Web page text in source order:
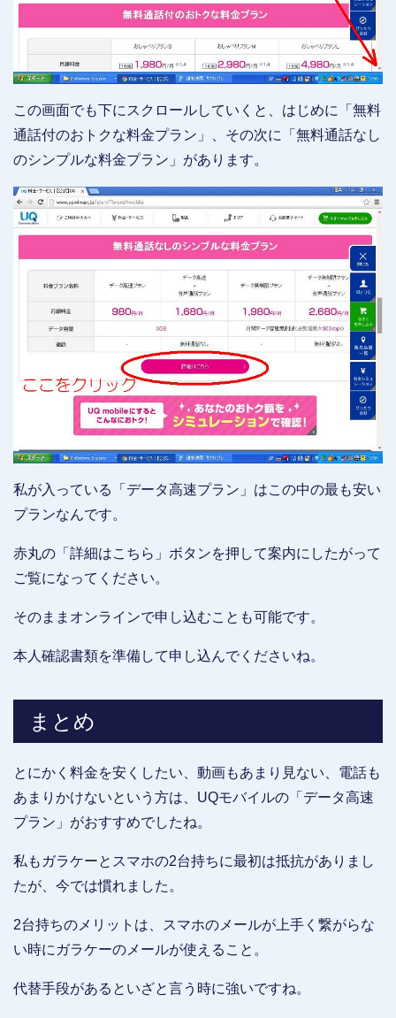
この画面でも下にスクロールしていくと、はじめに「無料
通話付のおトクな料金プラン」、その次に「無料通話なし
のシンプルな料金プラン」があります。
私が入っている「データ高速プラン」はこの中の最も安い
プランなんです。
赤丸の「詳細はこちら」ボタンを押して案内にしたがって
ご覧になってください。
そのままオンラインで申し込むことも可能です。
本人確認書類を準備して申し込んでくださいね。
まとめ
とにかく料金を安くしたい、動画もあまり見ない、電話も
あまりかけないという方は、UQモバイルの「データ高速
プラン」がおすすめでしたね。
私もガラケーとスマホの2台持ちに最初は抵抗がありまし
たが、今では慣れました。
2台持ちのメリットは、スマホのメールが上手く繋がらな
い時にガラケーのメールが使えること。
代替手段があるといざと言う時に強いですね。